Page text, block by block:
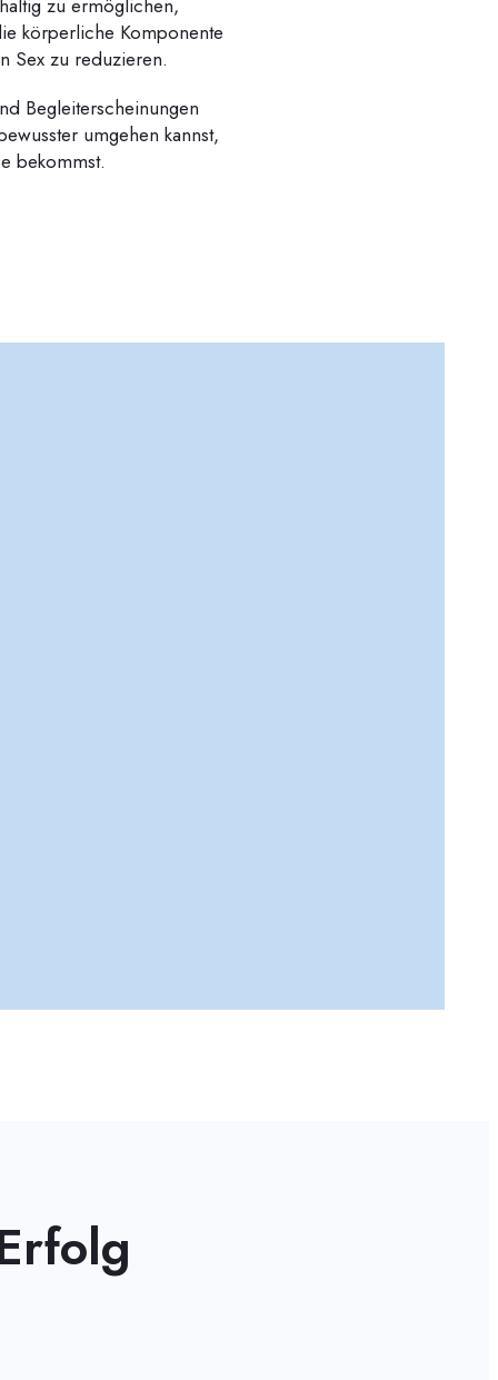
zu ermöglichen,
körperliche Komponente
Sex zu reduzieren.
Begleiterscheinungen
umgehen kannst,
bekommst.